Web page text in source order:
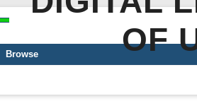
OF
Browse